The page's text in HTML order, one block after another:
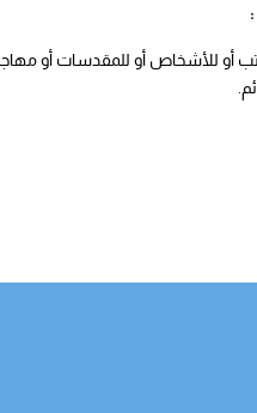
أو للأشخاص أو للمقدسات أو